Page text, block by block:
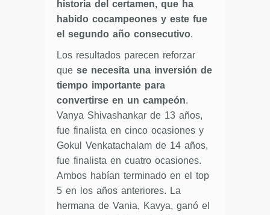
historia del certamen, que ha
habido cocampeones y este fue
el segundo año consecutivo.
Los resultados parecen reforzar
que se necesita una inversión de
tiempo importante para
convertirse en un campeón.
Vanya Shivashankar de 13 años,
fue finalista en cinco ocasiones y
Gokul Venkatachalam de 14 años,
fue finalista en cuatro ocasiones.
Ambos habían terminado en el top
5 en los años anteriores. La
hermana de Vania, Kavya, ganó el